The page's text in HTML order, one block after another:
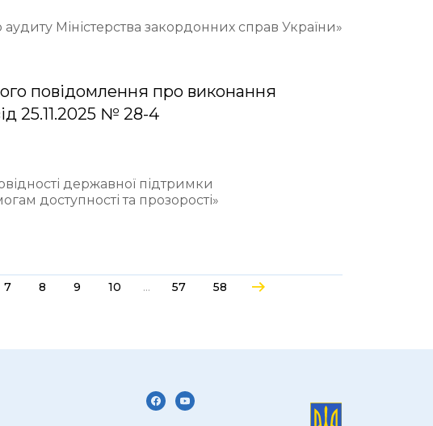
Міністерства закордонних справ України»
повідомлення про виконання
25.11.2025 № 28-4
державної підтримки
доступності та прозорості»
7 8 9 10 ... 57 58